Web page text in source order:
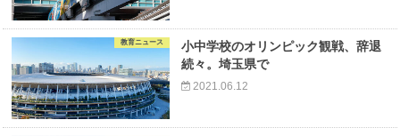
教育ニュース
小中学校のオリンピック観戦、辞退
続々。埼玉県で
2021.06.12